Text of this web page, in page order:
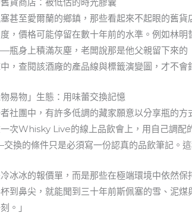
甚至愛爾蘭的鄉鎮，那些看起來不起眼的舊
，價格可能停留在數十年前的水準。例如林
身上積滿灰塵，老闆說那是他父親留下來的
中，查閱該酒廠的產品線與標籤演變圖，才不會
易物」生態：用味蕾交換記憶
社團中，有許多低調的藏家願意以分享瓶的
次Whisky Live的線上品飲會上，用自己調
的條件只是必須寫一份認真的品飲筆記。這
冰冰的報價單，而是那些在極端環境中依然
到鼻尖，就能聞到三十年前斯佩塞的雪、泥
。」